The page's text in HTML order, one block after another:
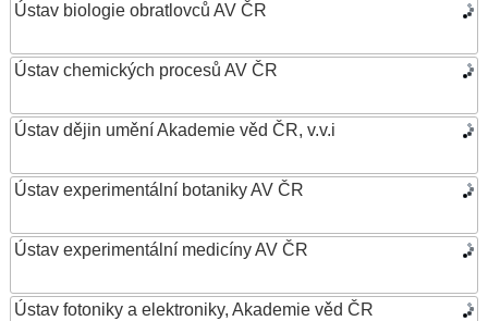
Ústav biologie obratlovců AV ČR
Ústav chemických procesů AV ČR
Ústav dějin umění Akademie věd ČR, v.v.i
Ústav experimentální botaniky AV ČR
Ústav experimentální medicíny AV ČR
Ústav fotoniky a elektroniky, Akademie věd ČR